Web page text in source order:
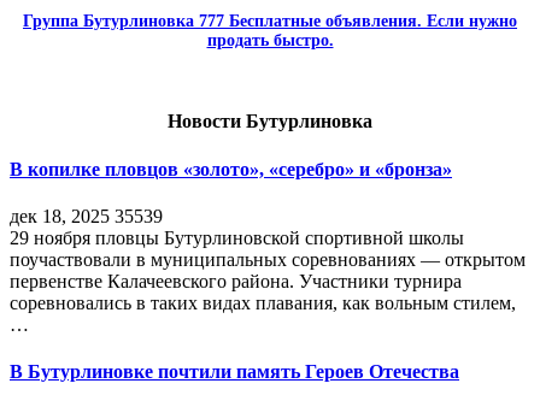
Группа Бутурлиновка 777 Бесплатные объявления. Если нужно
продать быстро.
Новости Бутурлиновка
В копилке пловцов «золото», «серебро» и «бронза»
дек 18, 2025 35539
29 ноября пловцы Бутурлиновской спортивной школы
поучаствовали в муниципальных соревнованиях — открытом
первенстве Калачеевского района. Участники турнира
соревновались в таких видах плавания, как вольным стилем,
…
В Бутурлиновке почтили память Героев Отечества